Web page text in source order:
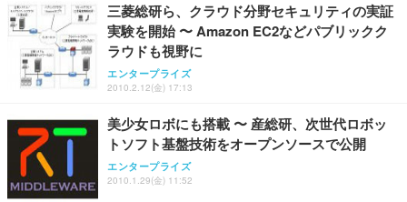
三菱総研ら、クラウド分野セキュリティの実証
実験を開始 〜 Amazon EC2などパブリックク
ラウドも視野に
エンタープライズ
2010.2.12(金) 17:13
美少女ロボにも搭載 〜 産総研、次世代ロボッ
トソフト基盤技術をオープンソースで公開
エンタープライズ
2010.1.29(金) 11:52